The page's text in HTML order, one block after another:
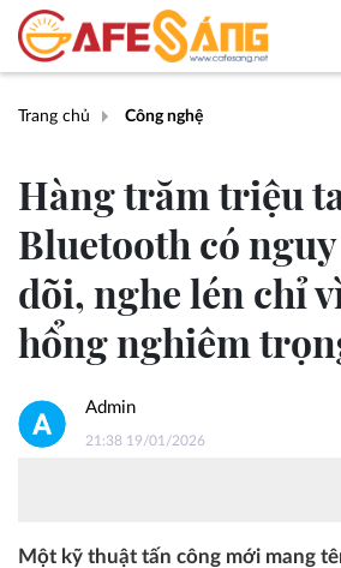
Trang chủ Công nghệ
Hàng trăm triệu
Bluetooth có
dõi, nghe lén chỉ
hổng nghiêm
Admin
21:38 19/01/2026
Một kỹ thuật tấn công mới mang